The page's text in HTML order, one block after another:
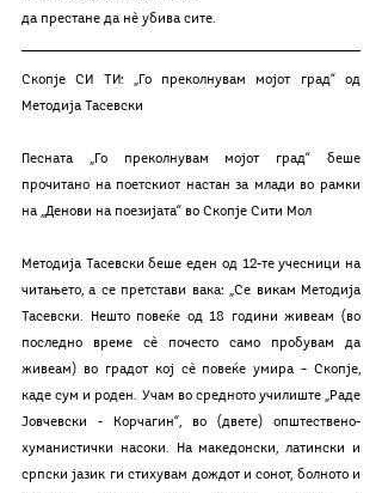
да престане да нè убива сите.
Скопје СИ ТИ: „Го преколнувам мојот град“ од
Методија Тасевски
Песната „Го преколнувам мојот град“ беше
прочитано на поетскиот настан за млади во рамки
на „Денови на поезијата“ во Скопје Сити Мол
Методија Тасевски беше еден од 12-те учесници на
читањето, а се претстави вака: „Се викам Методија
Тасевски. Нешто повеќе од 18 години живеам (во
последно време сè почесто само пробувам да
живеам) во градот кој сè повеќе умира – Скопје,
каде сум и роден. Учам во средното училиште „Раде
Јовчевски - Корчагин“, во (двете) општествено-
хуманистички насоки. На македонски, латински и
српски јазик ги стихувам дождот и сонот, болното и